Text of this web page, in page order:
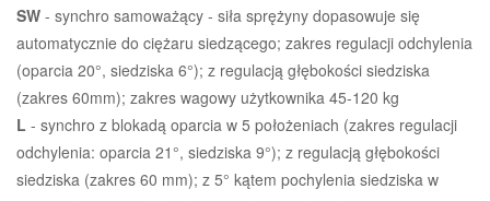
SW - synchro samoważący - siła sprężyny dopasowuje się
automatycznie do ciężaru siedzącego; zakres regulacji odchylenia
(oparcia 20°, siedziska 6°); z regulacją głębokości siedziska
(zakres 60mm); zakres wagowy użytkownika 45-120 kg
L - synchro z blokadą oparcia w 5 położeniach (zakres regulacji
odchylenia: oparcia 21°, siedziska 9°); z regulacją głębokości
siedziska (zakres 60 mm); z 5° kątem pochylenia siedziska w